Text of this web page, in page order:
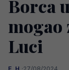
Borca
Luci